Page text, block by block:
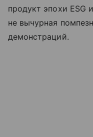
продукт эпохи ESG
не вычурная
демонстраций.